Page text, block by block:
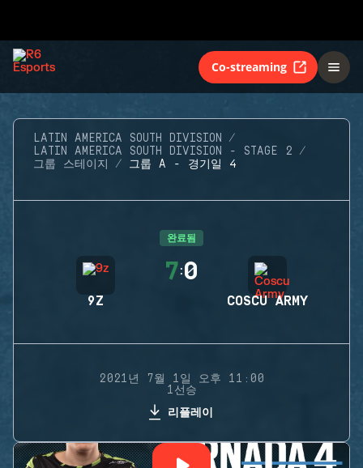
Co-streaming
LATIN AMERICA SOUTH DIVISION
LATIN AMERICA SOUTH DIVISION - STAGE 2
그룹 스테이지
그룹 A - 경기일 4
완료됨
9Z
7:0
COSCU ARMY
2021년 7월 1일 오후 11:00
1선승
리플레이